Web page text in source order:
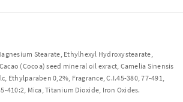
Stearate, Ethylhexyl Hydroxystearate,
(Cocoa) seed mineral oil exract, Camelia Sinensis
Ethylparaben 0,2%, Fragrance, C.I.45-380, 77-491,
410:2, Mica, Titanium Dioxide, Iron Oxides.